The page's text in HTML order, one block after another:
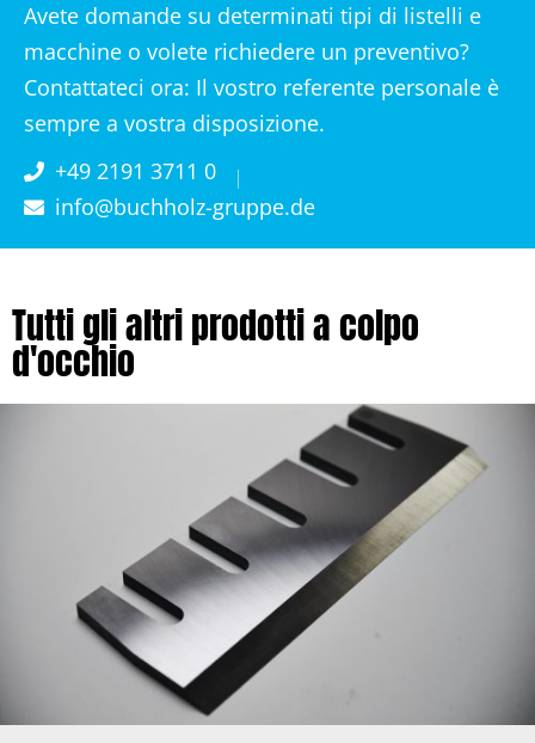
Avete domande su determinati tipi di listelli e
macchine o volete richiedere un preventivo?
Contattateci ora: Il vostro referente personale è
sempre a vostra disposizione.
+49 2191 3711 0
info@buchholz-gruppe.de
Tutti gli altri prodotti a colpo
d'occhio